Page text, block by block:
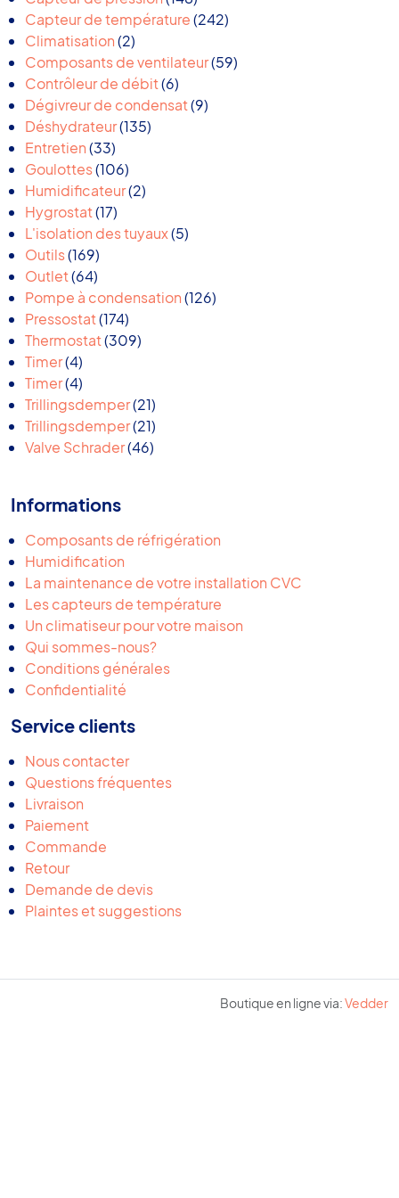
produits
Capteur de température 242242
Climatisation 22
produits
Composants de ventilateur 5959
Contrôleur de débit 66
produits
Dégivreur de condensat 99
Déshydrateur 135135
Entretien 3333
produits
Goulottes 106106
produits
Humidificateur 22
Hygrostat 1717
produits
L'isolation des tuyaux 55
Outils 169169
produits
Outlet 6464
produits
Pompe à condensation 126126
Pressostat 174174
produits
Thermostat 309309
Timer 44
produits
Timer 44
produits
Trillingsdemper 2121
produits
Trillingsdemper 2121
produits
Valve Schrader 4646
Informations
Composants de réfrigération
Humidification
La maintenance de votre installation CVC
Les capteurs de température
Un climatiseur pour votre maison
Qui sommes-nous?
Conditions générales
Confidentialité
Service clients
Nous contacter
Questions fréquentes
Livraison
Paiement
Commande
Retour
Demande de devis
Plaintes et suggestions
Boutique en ligne via:Vedder